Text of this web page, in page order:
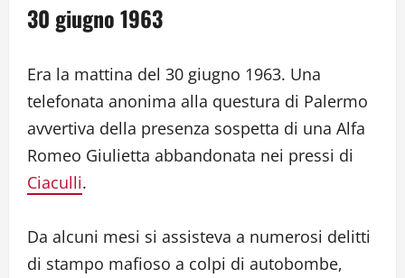
30 giugno 1963
Era la mattina del 30 giugno 1963. Una
telefonata anonima alla questura di Palermo
avvertiva della presenza sospetta di una Alfa
Romeo Giulietta abbandonata nei pressi di
Ciaculli.
Da alcuni mesi si assisteva a numerosi delitti
di stampo mafioso a colpi di autobombe,